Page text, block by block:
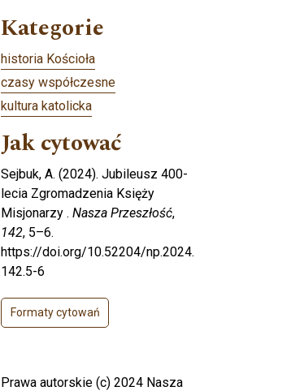
Kategorie
historia Kościoła
czasy współczesne
kultura katolicka
Jak cytować
Sejbuk, A. (2024). Jubileusz 400-
lecia Zgromadzenia Księży
Misjonarzy . Nasza Przeszłość,
142, 5–6.
https://doi.org/10.52204/np.2024.
142.5-6
Formaty cytowań
Prawa autorskie (c) 2024 Nasza